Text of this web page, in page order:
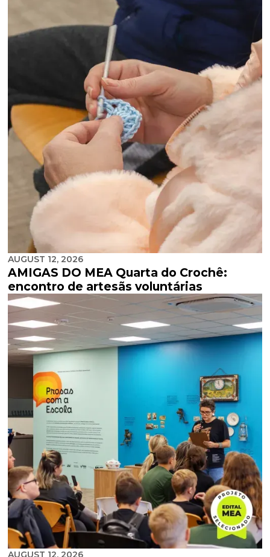
AUGUST 12, 2026
AMIGAS DO MEA Quarta do Crochê:
encontro de artesãs voluntárias
AUGUST 12, 2026